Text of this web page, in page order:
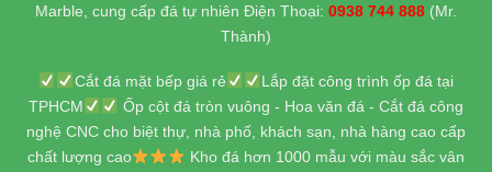
Marble, cung cấp đá tự nhiên Điện Thoại: 0938 744 888 (Mr.
Thành)
Cắt đá mặt bếp giá rẻ
Lắp đặt công trình ốp đá tại
TPHCM
Ốp cột đá tròn vuông - Hoa văn đá - Cắt đá công
nghệ CNC cho biệt thự, nhà phố, khách sạn, nhà hàng cao cấp
chất lượng cao
Kho đá hơn 1000 mẫu với màu sắc vân